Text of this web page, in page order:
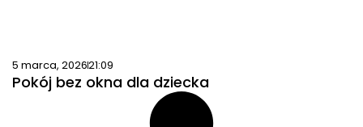
5 marca, 202621:09
Pokój bez okna dla dziecka